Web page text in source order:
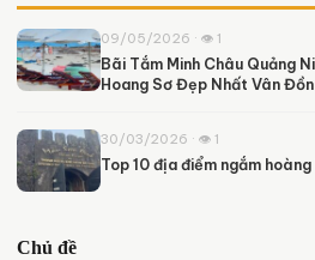
09/05/2026 · 👁 1
Bãi Tắm Minh Châu Quảng
Hoang Sơ Đẹp Nhất Vân Đồn
30/03/2026 · 👁 1
Top 10 địa điểm ngắm
Chủ đề